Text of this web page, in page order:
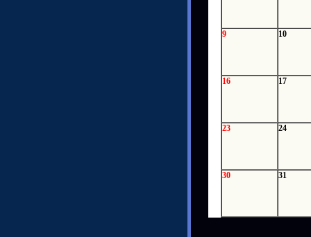
9 10
16 17
23 24
30 31